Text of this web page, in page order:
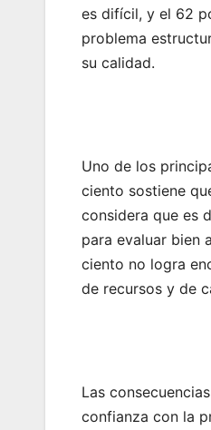
es difícil, y el 62
problema
su calidad.
Uno de los
ciento sostiene
considera que es
para evaluar bien
ciento no logra
de recursos y de
Las
confianza con la